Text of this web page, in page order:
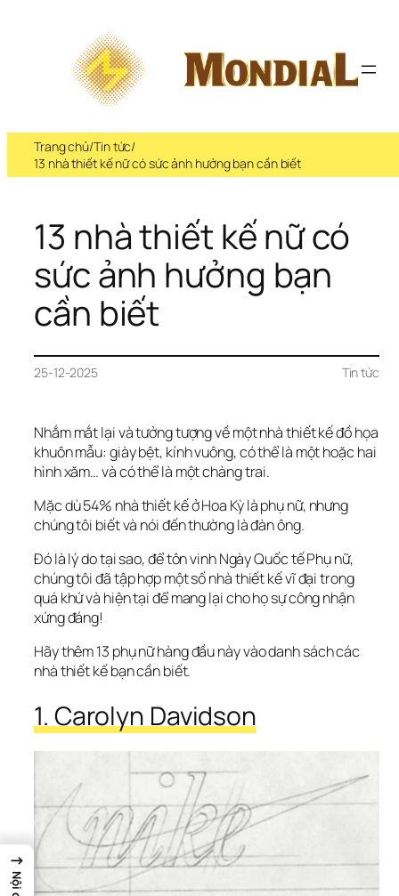
Trang chủ/Tin tức/
13 nhà thiết kế nữ có sức ảnh hưởng bạn cần biết
13 nhà thiết kế nữ có
sức ảnh hưởng bạn
cần biết
25-12-2025 Tin tức
Nhắm mắt lại và tưởng tượng về một nhà thiết kế đồ họa
khuôn mẫu: giày bệt, kính vuông, có thể là một hoặc hai
hình xăm… và có thể là một chàng trai.
Mặc dù 54% nhà thiết kế ở Hoa Kỳ là phụ nữ, nhưng
chúng tôi biết và nói đến thường là đàn ông.
Đó là lý do tại sao, để tôn vinh Ngày Quốc tế Phụ nữ,
chúng tôi đã tập hợp một số nhà thiết kế vĩ đại trong
quá khứ và hiện tại để mang lại cho họ sự công nhận
xứng đáng!
Hãy thêm 13 phụ nữ hàng đầu này vào danh sách các
nhà thiết kế bạn cần biết.
1. Carolyn Davidson
→